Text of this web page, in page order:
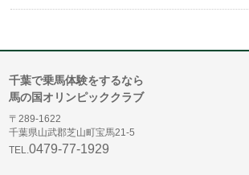
千葉で乗馬体験をするなら
馬の国オリンピッククラブ
〒289-1622
千葉県山武郡芝山町宝馬21-5
TEL.0479-77-1929